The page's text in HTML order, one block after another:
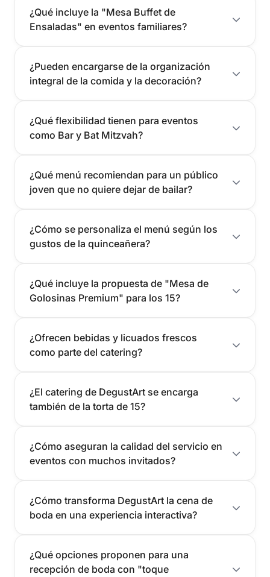
¿Qué incluye la "Mesa Buffet de
Ensaladas" en eventos familiares?
¿Pueden encargarse de la organización
integral de la comida y la decoración?
¿Qué flexibilidad tienen para eventos
como Bar y Bat Mitzvah?
¿Qué menú recomiendan para un público
joven que no quiere dejar de bailar?
¿Cómo se personaliza el menú según los
gustos de la quinceañera?
¿Qué incluye la propuesta de "Mesa de
Golosinas Premium" para los 15?
¿Ofrecen bebidas y licuados frescos
como parte del catering?
¿El catering de DegustArt se encarga
también de la torta de 15?
¿Cómo aseguran la calidad del servicio en
eventos con muchos invitados?
¿Cómo transforma DegustArt la cena de
boda en una experiencia interactiva?
¿Qué opciones proponen para una
recepción de boda con "toque